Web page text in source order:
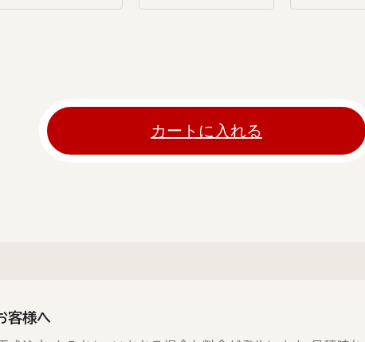
カートに入れる
客様へ